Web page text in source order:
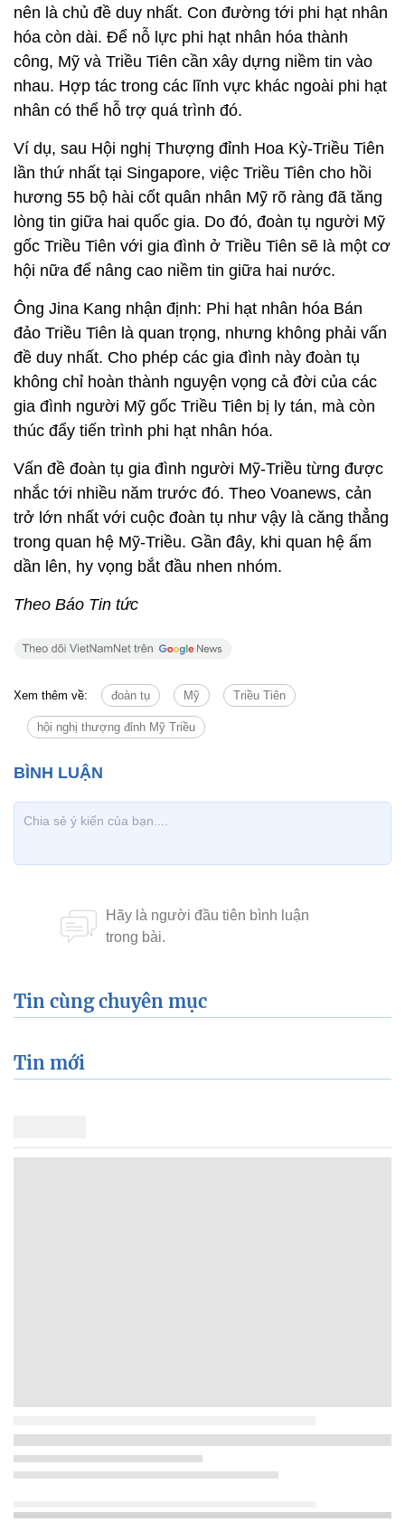
nên là chủ đề duy nhất. Con đường tới phi hạt nhân
hóa còn dài. Để nỗ lực phi hạt nhân hóa thành
công, Mỹ và Triều Tiên cần xây dựng niềm tin vào
nhau. Hợp tác trong các lĩnh vực khác ngoài phi hạt
nhân có thể hỗ trợ quá trình đó.
Ví dụ, sau Hội nghị Thượng đỉnh Hoa Kỳ-Triều Tiên
lần thứ nhất tại Singapore, việc Triều Tiên cho hồi
hương 55 bộ hài cốt quân nhân Mỹ rõ ràng đã tăng
lòng tin giữa hai quốc gia. Do đó, đoàn tụ người Mỹ
gốc Triều Tiên với gia đình ở Triều Tiên sẽ là một cơ
hội nữa để nâng cao niềm tin giữa hai nước.
Ông Jina Kang nhận định: Phi hạt nhân hóa Bán
đảo Triều Tiên là quan trọng, nhưng không phải vấn
đề duy nhất. Cho phép các gia đình này đoàn tụ
không chỉ hoàn thành nguyện vọng cả đời của các
gia đình người Mỹ gốc Triều Tiên bị ly tán, mà còn
thúc đẩy tiến trình phi hạt nhân hóa.
Vấn đề đoàn tụ gia đình người Mỹ-Triều từng được
nhắc tới nhiều năm trước đó. Theo Voanews, cản
trở lớn nhất với cuộc đoàn tụ như vậy là căng thẳng
trong quan hệ Mỹ-Triều. Gần đây, khi quan hệ ấm
dần lên, hy vọng bắt đầu nhen nhóm.
Theo Báo Tin tức
Xem thêm về: đoàn tụ Mỹ Triều Tiên
hội nghị thượng đỉnh Mỹ Triều
Tin cùng chuyên mục
Tin mới